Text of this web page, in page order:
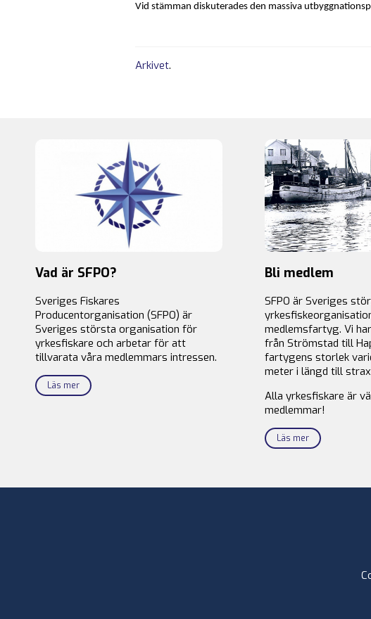
Vid stämman diskuterades den massiva
Arkivet.
Vad är SFPO?
Sveriges Fiskares
Producentorganisation (SFPO) är
Sveriges största organisation för
yrkesfiskare och arbetar för att
tillvarata våra medlemmars intressen.
Läs mer
Bli medlem
SFPO är Sveriges
medlemsfartyg. Vi
från Strömstad till
fartygens storlek
meter i längd till
Alla yrkesfiskare är
medlemmar!
Läs mer